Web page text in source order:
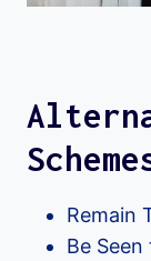
Remain
Be Seen